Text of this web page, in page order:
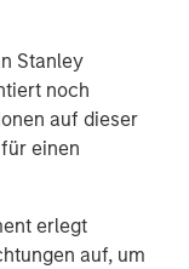
Stanley
noch
auf dieser
einen
erlegt
auf, um
Rates
one of the
their
structure